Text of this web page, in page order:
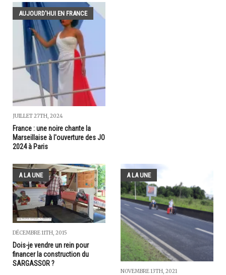
AUJOURD'HUI EN FRANCE
JUILLET 27TH, 2024
France : une noire chante la
Marseillaise à l'ouverture des JO
2024 à Paris
A LA UNE
DÉCEMBRE 11TH, 2015
Dois-je vendre un rein pour
financer la construction du
SARGASSOR ?
A LA UNE
NOVEMBRE 13TH, 2021